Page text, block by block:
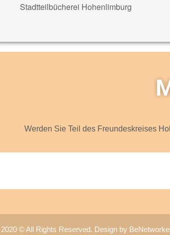
Stadtteilbücherei Hohenlimburg
Werden Sie Teil des Freundeskreises
© All Rights Reserved. Design by